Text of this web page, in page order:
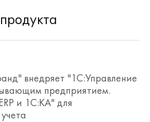
внедряет "1С:Управление
предприятием.
и 1С:КА" для